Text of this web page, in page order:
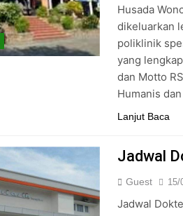
Husada
dikeluarkan
poliklinik
yang
dan Motto
Humanis
Lanjut Baca
Jadwal
Guest 15/
Jadwal